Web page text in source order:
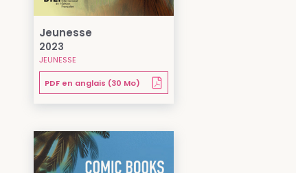
Jeunesse
2023
JEUNESSE
PDF en anglais (30 Mo)